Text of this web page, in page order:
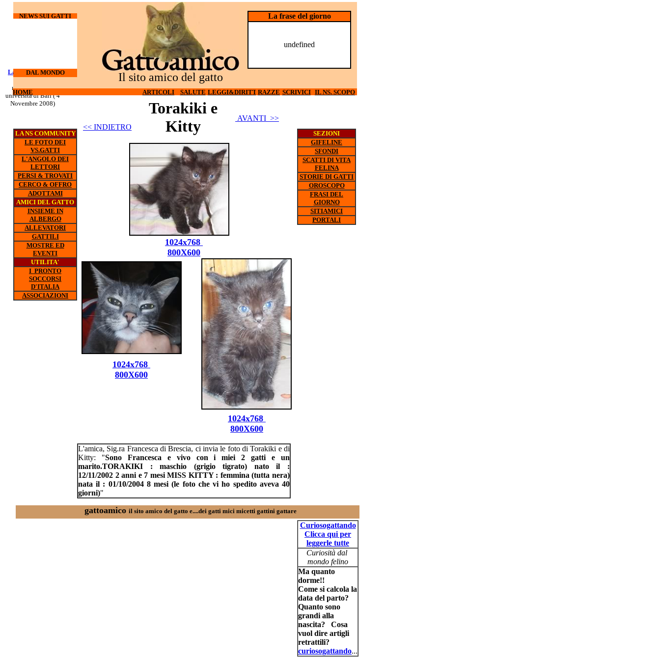
Curiosogattando
Clicca qui per
leggerle tutte
Curiosità dal
mondo felino
Ma quanto
dorme!!
Come si calcola la
data del parto?
Quanto sono
grandi alla
nascita?
Cosa
vuol dire artigli
retrattili?
curiosogattando...
SEZIONI
GIFELINE
SFONDI
SCATTI DI VITA
FELINA
STORIE DI GATTI
OROSCOPO
FRASI DEL
GIORNO
SITIAMICI
PORTALI
Il sito amico del gatto
La frase del giorno
undefined
DAL MONDO
NEWS SUI GATTI
HOME ARTICOLI SALUTE LEGGI&DIRITTIRAZZE SCRIVICI IL NS. SCOPO
Torakiki e
Kitty
<< INDIETRO
AVANTI >>
1024x768
800X600
1024x768
800X600
1024x768
800X600
L'amica, Sig.ra Francesca di Brescia, ci invia le foto di Torakiki e di
Kitty: "Sono Francesca e vivo con i miei 2 gatti e un
marito.TORAKIKI : maschio (grigio tigrato) nato il :
12/11/2002 2 anni e 7 mesi MISS KITTY : femmina (tutta nera)
nata il : 01/10/2004 8 mesi (le foto che vi ho spedito aveva 40
giorni)"
gattoamico il sito amico del gatto e....dei gatti mici micetti gattini gattare
LA NS COMMUNITY
LE FOTO DEI
VS.GATTI
L'ANGOLO DEI
LETTORI
PERSI & TROVATI
CERCO & OFFRO
ADOTTAMI
AMICI DEL GATTO
INSIEME IN
ALBERGO
ALLEVATORI
GATTILI
MOSTRE ED
EVENTI
UTILITA'
I PRONTO
SOCCORSI
D'ITALIA
ASSOCIAZIONI
I gatti
Ottobre 2008)
Laureati su cani e
nuovo corso all'
universita di Bari ( 4
Novembre 2008)